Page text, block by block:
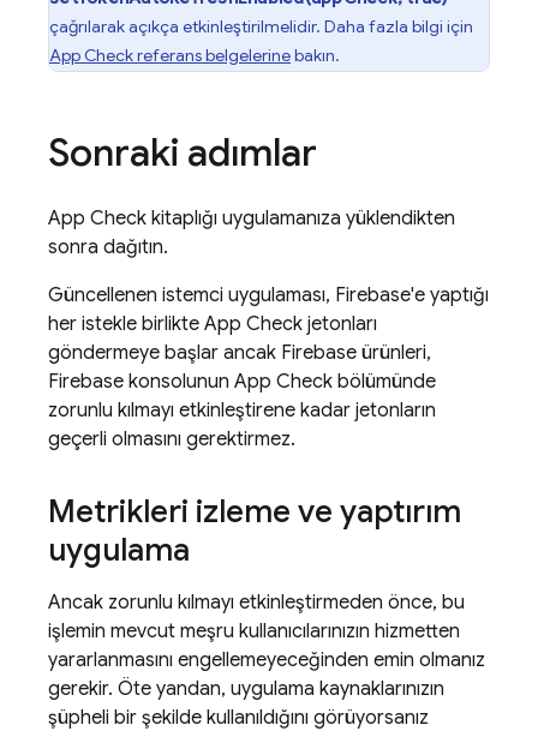
çağrılarak açıkça etkinleştirilmelidir. Daha fazla bilgi için
App Check referans belgelerinebakın.
Sonraki adımlar
App Check kitaplığı uygulamanıza yüklendikten
sonra dağıtın.
Güncellenen istemci uygulaması, Firebase'e yaptığı
her istekle birlikte App Check jetonları
göndermeye başlar ancak Firebase ürünleri,
Firebase konsolunun App Check bölümünde
zorunlu kılmayı etkinleştirene kadar jetonların
geçerli olmasını gerektirmez.
Metrikleri izleme ve yaptırım
uygulama
Ancak zorunlu kılmayı etkinleştirmeden önce, bu
işlemin mevcut meşru kullanıcılarınızın hizmetten
yararlanmasını engellemeyeceğinden emin olmanız
gerekir. Öte yandan, uygulama kaynaklarınızın
şüpheli bir şekilde kullanıldığını görüyorsanız